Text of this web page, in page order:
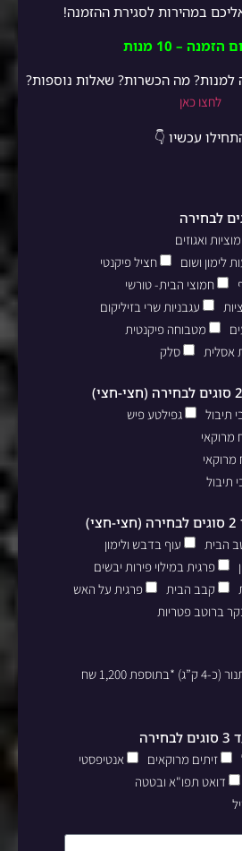
– 10 מנות
למנות? מה הכשרות? שאלות נוספות?
לחצו כאן
עכשיו 👇
ואגוזים
לימון ושום
חציל פיקנטי
חמוצי הבית- טורשי
עגבניות שרי בזיליקום
מטבוחה פיקנטית
אסלית
סלק
תיבול
גפילטע פיש
מרוקאי
מרוקאי
תיבול
הבית
עוף בדבש ולימון
פרגית במילוי פירות יבשים
קבב הבית
פרגית על האש
ברוטב פטריות
שוק טלה שלם בתנור (כ-4 ק”ג) *בתוספת 1,200 שח
זיתים מרוקאים
אנטיפסטי
דואט תפו"א ובטטה